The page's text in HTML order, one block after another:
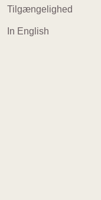
Tilgængelighed
In English